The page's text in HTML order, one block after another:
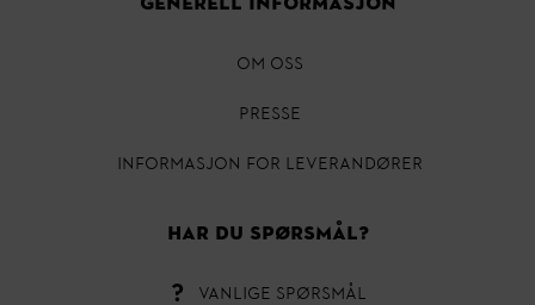
OM OSS
Presse
INFORMASJON FOR LEVERANDØRER
HAR DU SPØRSMÅL?
VANLIGE SPØRSMÅL